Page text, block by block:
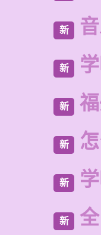
新
新
新
新
新
新